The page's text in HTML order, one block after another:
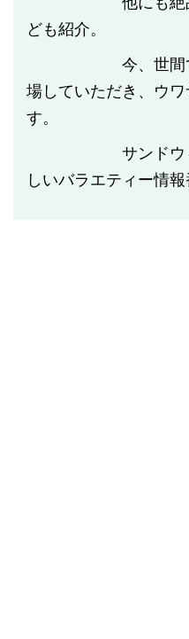
ども紹介。
今、世間で噂
場していただき、ウ
す。
サンドウィッ
しいバラエティー情報